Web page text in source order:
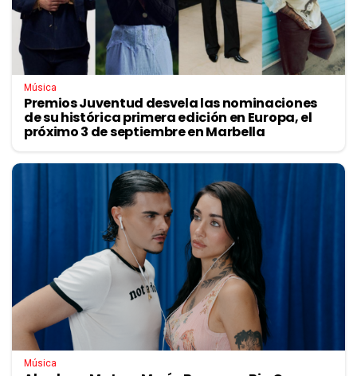
Música
Premios Juventud desvela las nominaciones
de su histórica primera edición en Europa, el
próximo 3 de septiembre en Marbella
Música